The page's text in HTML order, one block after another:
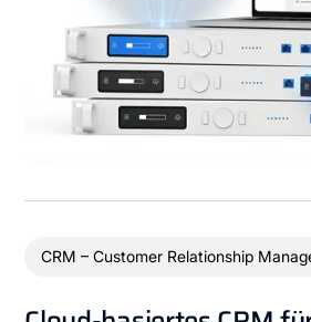
CRM – Customer Relationship